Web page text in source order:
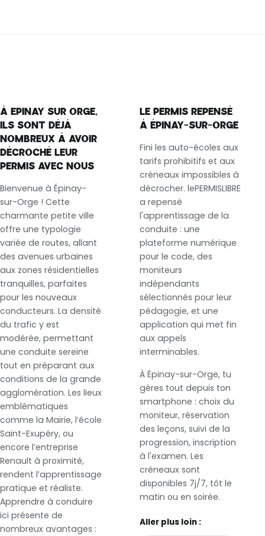
À EPINAY SUR ORGE,
ILS SONT DÉJÀ
NOMBREUX À AVOIR
DÉCROCHÉ LEUR
PERMIS AVEC NOUS
Bienvenue à Épinay-
sur-Orge ! Cette
charmante petite ville
offre une typologie
variée de routes, allant
des avenues urbaines
aux zones résidentielles
tranquilles, parfaites
pour les nouveaux
conducteurs. La densité
du trafic y est
modérée, permettant
une conduite sereine
tout en préparant aux
conditions de la grande
agglomération. Les lieux
emblématiques
comme la Mairie, l’école
Saint-Exupéry, ou
encore l’entreprise
Renault à proximité,
rendent l’apprentissage
pratique et réaliste.
Apprendre à conduire
ici présente de
nombreux avantages :
LE PERMIS REPENSÉ
À ÉPINAY-SUR-ORGE
Fini les auto-écoles aux
tarifs prohibitifs et aux
créneaux impossibles à
décrocher. lePERMISLIBRE
a repensé
l'apprentissage de la
conduite : une
plateforme numérique
pour le code, des
moniteurs
indépendants
sélectionnés pour leur
pédagogie, et une
application qui met fin
aux appels
interminables.
À Épinay-sur-Orge, tu
gères tout depuis ton
smartphone : choix du
moniteur, réservation
des leçons, suivi de la
progression, inscription
à l'examen. Les
créneaux sont
disponibles 7j/7, tôt le
matin ou en soirée.
Aller plus loin :